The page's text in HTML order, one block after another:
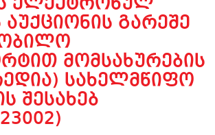
ᲔᲚᲔᲥᲢᲠᲝᲜᲣᲚ
ᲒᲐᲠᲔᲨᲔ
ᲛᲝᲛᲡᲐᲮᲣᲠᲔᲑᲘᲡ
ᲡᲐᲮᲔᲚᲛᲬᲘᲤᲝ
ᲨᲔᲡᲐᲮᲔᲑ